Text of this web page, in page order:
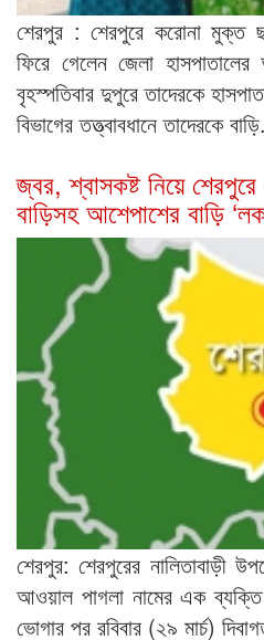
শেরপুর : শেরপুরে করোনা মুক্ত
ফিরে গেলেন জেলা
বৃহস্পতিবার দুপুরে তাদেরকে
বিভাগের তত্ত্বাবধানে তাদেরকে
জ্বর, শ্বাসকষ্ট নিয়ে
বাড়িসহ আশেপাশের বাড়ি
শেরপুর: শেরপুরের নালিতাবাড়ী
আওয়াল পাগলা নামের এক
ভোগার পর রবিবার (২৯ মার্চ)